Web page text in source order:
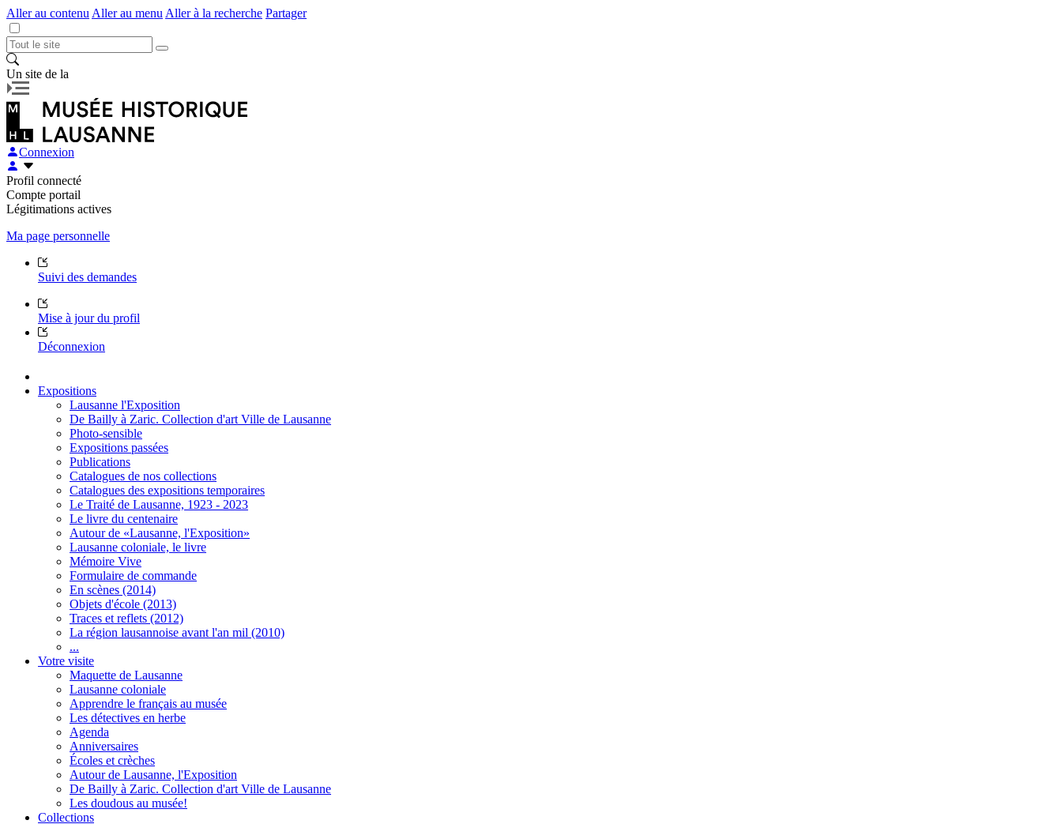
Aller au contenu Aller au menu Aller à la recherche Partager
Un site de la
Connexion
Profil connecté
Compte portail
Légitimations actives
Ma page personnelle
Suivi des demandes
Mise à jour du profil
Déconnexion
Expositions
Lausanne l'Exposition
De Bailly à Zaric. Collection d'art Ville de Lausanne
Photo-sensible
Expositions passées
Publications
Catalogues de nos collections
Catalogues des expositions temporaires
Le Traité de Lausanne, 1923 - 2023
Le livre du centenaire
Autour de «Lausanne, l'Exposition»
Lausanne coloniale, le livre
Mémoire Vive
Formulaire de commande
En scènes (2014)
Objets d'école (2013)
Traces et reflets (2012)
La région lausannoise avant l'an mil (2010)
...
Votre visite
Maquette de Lausanne
Lausanne coloniale
Apprendre le français au musée
Les détectives en herbe
Agenda
Anniversaires
Écoles et crèches
Autour de Lausanne, l'Exposition
De Bailly à Zaric. Collection d'art Ville de Lausanne
Les doudous au musée!
Collections